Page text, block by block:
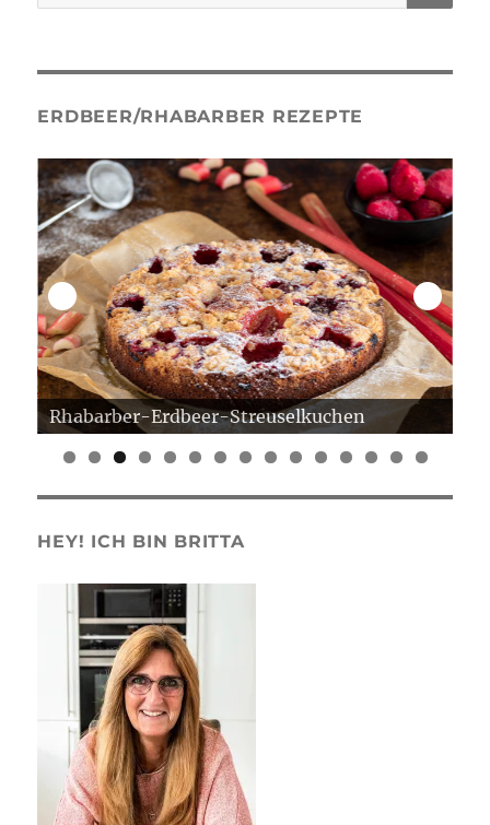
nach:
ERDBEER/RHABARBER REZEPTE
Rhabarber-Erdbeer-Streuselkuchen
0 1 2 3 4 5
HEY! ICH BIN BRITTA